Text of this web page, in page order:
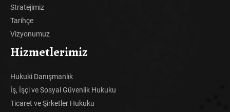
Stratejimiz
Tarihçe
Vizyonumuz
Hizmetlerimiz
Hukuki Danışmanlık
İş, İşçi ve Sosyal Güvenlik Hukuku
Ticaret ve Şirketler Hukuku